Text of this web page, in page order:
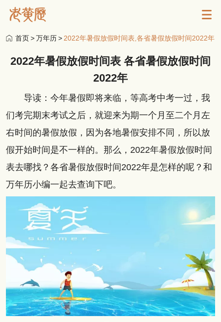
首页>万年历> 2022年暑假放假时间表,各省暑假放假时间2022年
2022年暑假放假时间表 各省暑假放假时间
2022年
导读：今年暑假即将来临，等高考中考一过，我
们考完期末考试之后，就迎来为期一个月至二个月左
右时间的暑假放假，因为各地暑假安排不同，所以放
假开始时间是不一样的。那么，2022年暑假放假时间
表去哪找？各省暑假放假时间2022年是怎样的呢？和
万年历小编一起去查询下吧。